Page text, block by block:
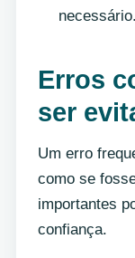
necessário.
Erros
ser
Um erro
como se
importantes
confiança.